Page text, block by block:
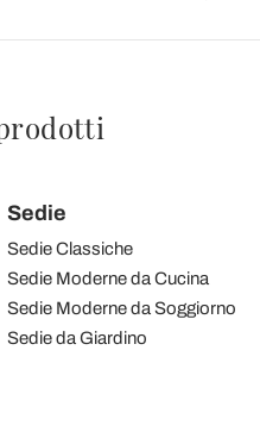
Sedie
Sedie Classiche
Sedie Moderne da Cucina
Sedie Moderne da Soggiorno
Sedie da Giardino